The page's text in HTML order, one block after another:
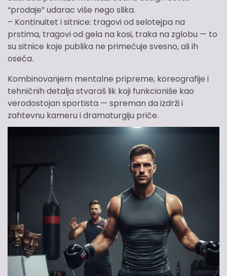
“prodaje” udarac više nego slika.
– Kontinuitet i sitnice: tragovi od selotejpa na
prstima, tragovi od gela na kosi, traka na zglobu — to
su sitnice koje publika ne primećuje svesno, ali ih
oseća.
Kombinovanjem mentalne pripreme, koreografije i
tehničnih detalja stvaraš lik koji funkcioniše kao
verodostojan sportista — spreman da izdrži i
zahtevnu kameru i dramaturgiju priče.